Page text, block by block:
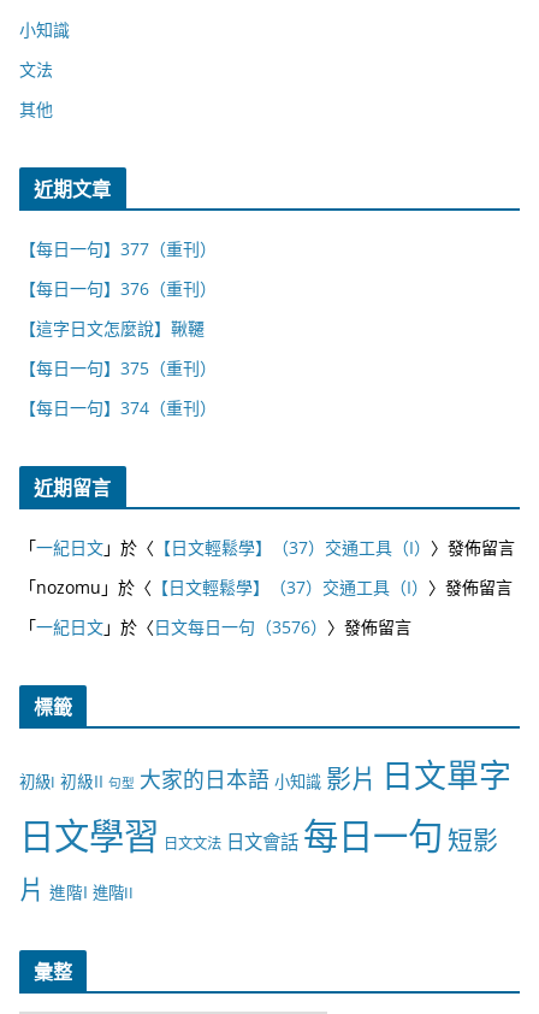
小知識
文法
其他
近期文章
【每日一句】377（重刊）
【每日一句】376（重刊）
【這字日文怎麼說】鞦韆
【每日一句】375（重刊）
【每日一句】374（重刊）
近期留言
「一紀日文」於〈 【日文輕鬆學】（37）交通工具（I） 〉發佈留言
「nozomu 」於〈 【日文輕鬆學】（37）交通工具（I） 〉發佈留言
「一紀日文」於〈日文每日一句（3576） 〉發佈留言
標籤
初級I 初級II 句型 大家的日本語 小知識 影片 日文單字
日文學習 日文文法 日文會話 每日一句 短影
片 進階I 進階II
彙整